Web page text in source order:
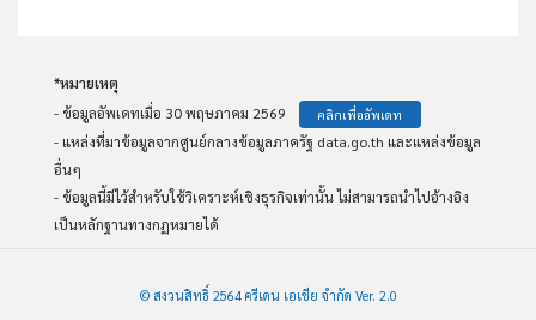
*หมายเหตุ
- ข้อมูลอัพเดทเมื่อ 30 พฤษภาคม 2569
คลิกเพื่ออัพเดท
- แหล่งที่มาข้อมูลจากศูนย์กลางข้อมูลภาครัฐ data.go.th และแหล่งข้อมูล
อื่นๆ
- ข้อมูลนี้มีไว้สำหรับใช้วิเคราะห์เชิงธุรกิจเท่านั้น ไม่สามารถนำไปอ้างอิง
เป็นหลักฐานทางกฏหมายได้
© สงวนสิทธิ์ 2564 ครีเดน เอเชีย จำกัด Ver. 2.0